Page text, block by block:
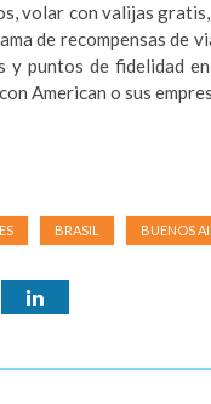
volar con valijas
de recompensas
y puntos de fidelidad
American o sus
BRASIL BUENOS